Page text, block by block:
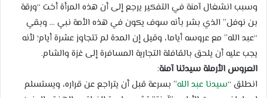
وسبب انشغال آمنة في التفكير يرجع إلى أن هذه المرأة أخت “ورقة
بن نوفل” الذي بشر بأنه سوف يكون في هذه الأمة نبي … وبقي
“عبد الله” مع عروسه أياما، وقيل إن المدة لم تتجاوز عشرة أيام؛ لأنه
يجب عليه أن يلحق بالقافلة التجارية المسافرة إلى غزة والشام.
العروس الأرملة سيدتنا آمنة:
انطلق “سيدنا عبد الله” بسرعة قبل أن يتراجع عن قراره، ويستسلم